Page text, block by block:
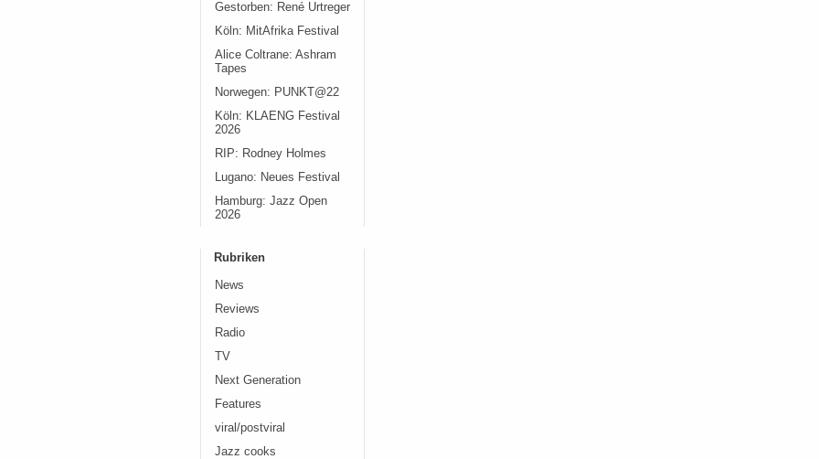
Gestorben: René Urtreger
Köln: MitAfrika Festival
Alice Coltrane: Ashram
Tapes
Norwegen: PUNKT@22
Köln: KLAENG Festival
2026
RIP: Rodney Holmes
Lugano: Neues Festival
Hamburg: Jazz Open
2026
Rubriken
News
Reviews
Radio
TV
Next Generation
Features
viral/postviral
Jazz cooks